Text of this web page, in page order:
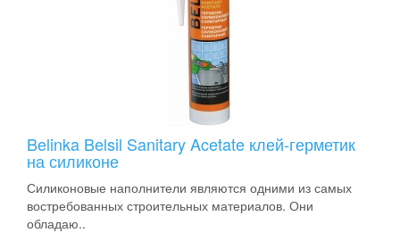
Belinka Belsil Sanitary Acetate клей-герметик
на силиконе
Силиконовые наполнители являются одними из самых
востребованных строительных материалов. Они
обладаю..